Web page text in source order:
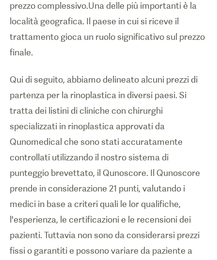
prezzo complessivo.Una delle più importanti è la
località geografica. Il paese in cui si riceve il
trattamento gioca un ruolo significativo sul prezzo
finale.
Qui di seguito, abbiamo delineato alcuni prezzi di
partenza per la rinoplastica in diversi paesi. Si
tratta dei listini di cliniche con chirurghi
specializzati in rinoplastica approvati da
Qunomedical che sono stati accuratamente
controllati utilizzando il nostro sistema di
punteggio brevettato, il Qunoscore. Il Qunoscore
prende in considerazione 21 punti, valutando i
medici in base a criteri quali le lor qualifiche,
l'esperienza, le certificazioni e le recensioni dei
pazienti. Tuttavia non sono da considerarsi prezzi
fissi o garantiti e possono variare da paziente a